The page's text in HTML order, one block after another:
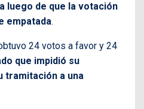
luego de que la votación
empatada.
24 votos a favor y 24
que impidió su
tramitación a una